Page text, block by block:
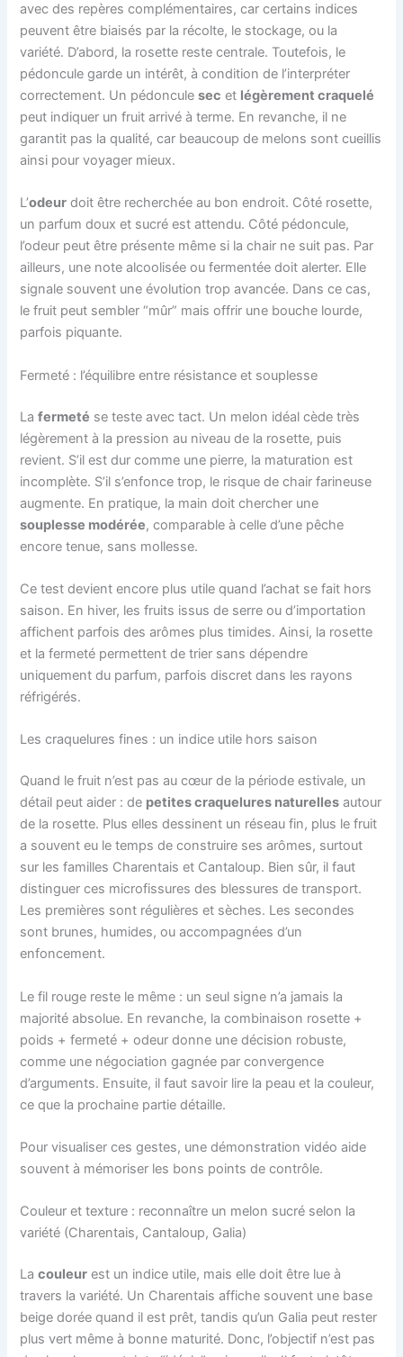
avec des repères complémentaires, car certains indices
peuvent être biaisés par la récolte, le stockage, ou la
variété. D’abord, la rosette reste centrale. Toutefois, le
pédoncule garde un intérêt, à condition de l’interpréter
correctement. Un pédonculesec et légèrement craquelé
peut indiquer un fruit arrivé à terme. En revanche, il ne
garantit pas la qualité, car beaucoup de melons sont cueillis
ainsi pour voyager mieux.
L’odeur doit être recherchée au bon endroit. Côté rosette,
un parfum doux et sucré est attendu. Côté pédoncule,
l’odeur peut être présente même si la chair ne suit pas. Par
ailleurs, une note alcoolisée ou fermentée doit alerter. Elle
signale souvent une évolution trop avancée. Dans ce cas,
le fruit peut sembler “mûr” mais offrir une bouche lourde,
parfois piquante.
Fermeté : l’équilibre entre résistance et souplesse
Lafermeté se teste avec tact. Un melon idéal cède très
légèrement à la pression au niveau de la rosette, puis
revient. S’il est dur comme une pierre, la maturation est
incomplète. S’il s’enfonce trop, le risque de chair farineuse
augmente. En pratique, la main doit chercher une
souplesse modérée, comparable à celle d’une pêche
encore tenue, sans mollesse.
Ce test devient encore plus utile quand l’achat se fait hors
saison. En hiver, les fruits issus de serre ou d’importation
affichent parfois des arômes plus timides. Ainsi, la rosette
et la fermeté permettent de trier sans dépendre
uniquement du parfum, parfois discret dans les rayons
réfrigérés.
Les craquelures fines : un indice utile hors saison
Quand le fruit n’est pas au cœur de la période estivale, un
détail peut aider : de petites craquelures naturelles autour
de la rosette. Plus elles dessinent un réseau fin, plus le fruit
a souvent eu le temps de construire ses arômes, surtout
sur les familles Charentais et Cantaloup. Bien sûr, il faut
distinguer ces microfissures des blessures de transport.
Les premières sont régulières et sèches. Les secondes
sont brunes, humides, ou accompagnées d’un
enfoncement.
Le fil rouge reste le même : un seul signe n’a jamais la
majorité absolue. En revanche, la combinaison rosette +
poids + fermeté + odeur donne une décision robuste,
comme une négociation gagnée par convergence
d’arguments. Ensuite, il faut savoir lire la peau et la couleur,
ce que la prochaine partie détaille.
Pour visualiser ces gestes, une démonstration vidéo aide
souvent à mémoriser les bons points de contrôle.
Couleur et texture : reconnaître un melon sucré selon la
variété (Charentais, Cantaloup, Galia)
Lacouleur est un indice utile, mais elle doit être lue à
travers la variété. Un Charentais affiche souvent une base
beige dorée quand il est prêt, tandis qu’un Galia peut rester
plus vert même à bonne maturité. Donc, l’objectif n’est pas